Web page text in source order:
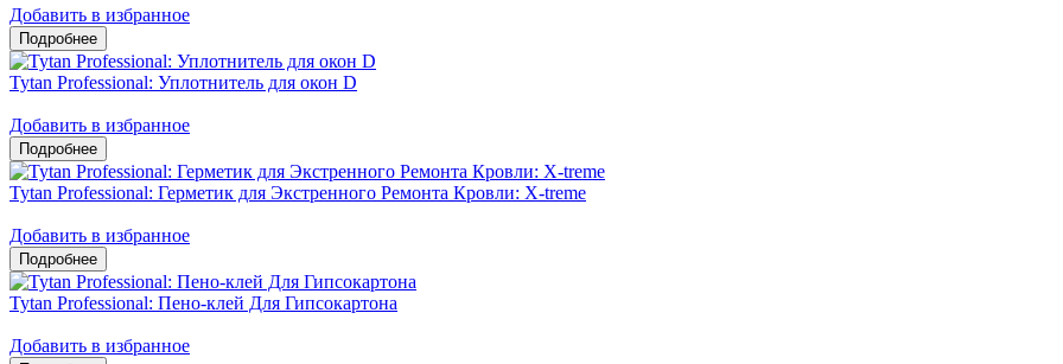
Добавить в избранное
Tytan Professional: Уплотнитель для окон D
Добавить в избранное
Tytan Professional: Герметик для Экстренного Ремонта Кровли: X-treme
Добавить в избранное
Tytan Professional: Пено-клей Для Гипсокартона
Добавить в избранное